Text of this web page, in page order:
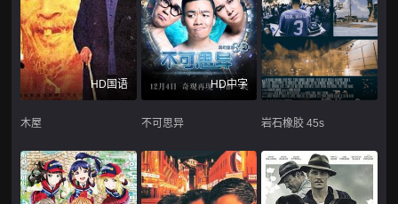
HD国语
木屋
HD中字
不可思异 岩石橡胶 45s